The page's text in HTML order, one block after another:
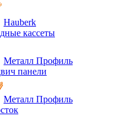
Hauberk
кассеты
Металл Профиль
панели
Металл Профиль